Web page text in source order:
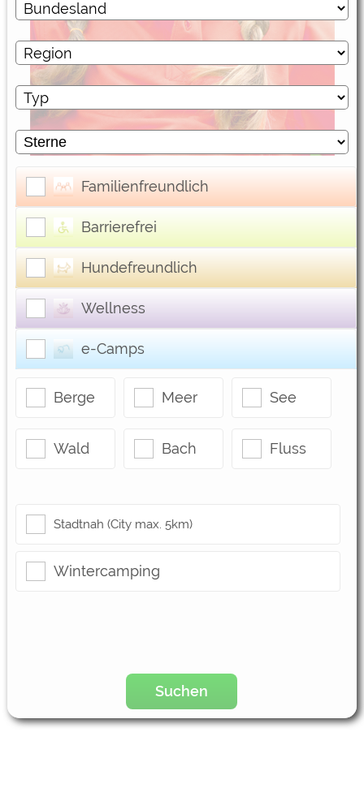
Familienfreundlich
Barrierefrei
Hundefreundlich
Wellness
e-Camps
Berge Meer See
Wald Bach Fluss
Stadtnah (City max. 5km)
Wintercamping
Suchen
Campingplatzvorschau (Vorschau
der Internetseiten von
Campingplätzen)
jeweiligen Anbieters
Google Maps (Kartensuche, Anfahrt
usw.)
https://policies.google.com/privacy
Google reCAPTCHA (Formulare) https://policies.google.com/privacy
Statistiken
Marketing
Google AdSense
https://policies.google.com/privacy
Google Remarketing
https://policies.google.com/privacy
Die Cookieeinstellungen können jeder Zeit im Footer
über "COOKIES" geändert werden!